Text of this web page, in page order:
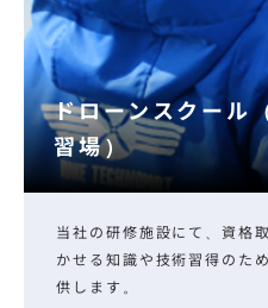
ドローンスクール
習場）
当社の研修施設にて、資格
かせる知識や技術習得のた
供します。